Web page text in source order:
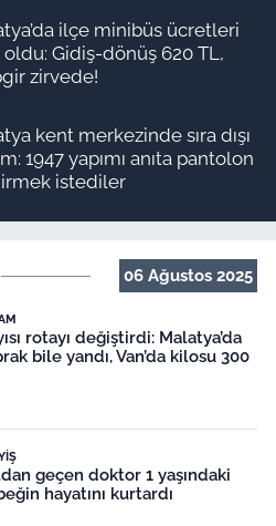
ilçe minibüs ücretleri
Gidiş-dönüş 620 TL,
zirvede!
kent merkezinde sıra dışı
1947 yapımı anıta pantolon
istediler
06 Ağustos 2025
rotayı değiştirdi: Malatya’da
bile yandı, Van’da kilosu 300
geçen doktor 1 yaşındaki
hayatını kurtardı